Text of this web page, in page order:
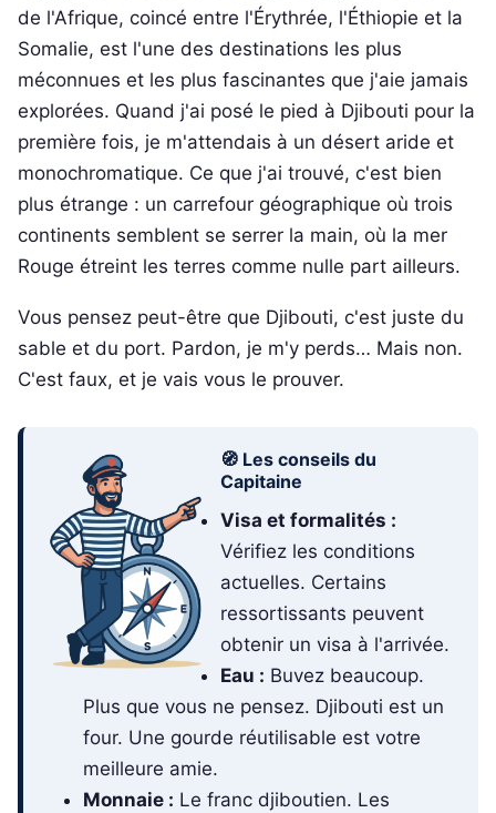
de l'Afrique, coincé entre l'Érythrée, l'Éthiopie et la
Somalie, est l'une des destinations les plus
méconnues et les plus fascinantes que j'aie jamais
explorées. Quand j'ai posé le pied à Djibouti pour la
première fois, je m'attendais à un désert aride et
monochromatique. Ce que j'ai trouvé, c'est bien
plus étrange : un carrefour géographique où trois
continents semblent se serrer la main, où la mer
Rouge étreint les terres comme nulle part ailleurs.
Vous pensez peut-être que Djibouti, c'est juste du
sable et du port. Pardon, je m'y perds… Mais non.
C'est faux, et je vais vous le prouver.
🧭 Les conseils du
Capitaine
Visa et formalités :
Vérifiez les conditions
actuelles. Certains
ressortissants peuvent
obtenir un visa à l'arrivée.
Eau : Buvez beaucoup.
Plus que vous ne pensez. Djibouti est un
four. Une gourde réutilisable est votre
meilleure amie.
Monnaie : Le franc djiboutien. Les